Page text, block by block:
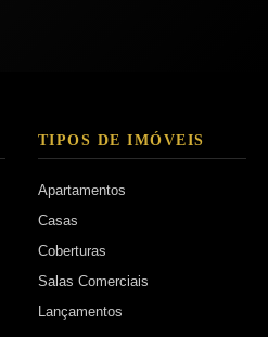
TIPOS DE IMÓVEIS
Apartamentos
Casas
Coberturas
Salas Comerciais
Lançamentos